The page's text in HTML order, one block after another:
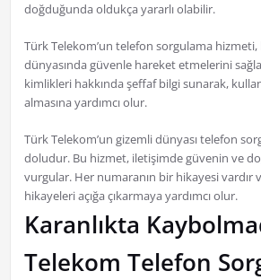
doğduğunda oldukça yararlı olabilir.
Türk Telekom’un telefon sorgulama hizmeti,
dünyasında güvenle hareket etmelerini
kimlikleri hakkında şeffaf bilgi sunarak,
almasına yardımcı olur.
Türk Telekom’un gizemli dünyası telefon
doludur. Bu hizmet, iletişimde güvenin ve
vurgular. Her numaranın bir hikayesi vardır
hikayeleri açığa çıkarmaya yardımcı olur.
Karanlıkta
Telekom Telefon